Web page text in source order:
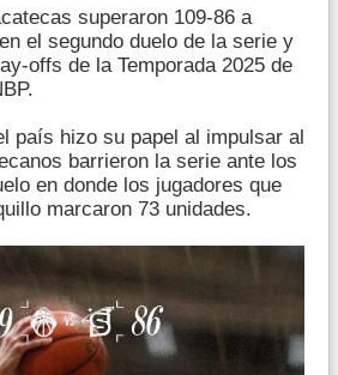
superaron 109-86 a
el segundo duelo de la serie y
offs de la Temporada 2025 de
país hizo su papel al impulsar al
barrieron la serie ante los
en donde los jugadores que
marcaron 73 unidades.